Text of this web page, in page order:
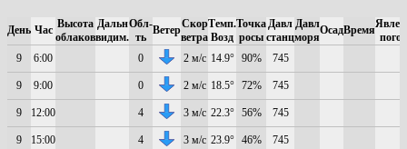
День Час Высота
облаков
Дальн
видим.
Обл-
ть
ВетерСкор
ветра
Темп.
Возд
Точка
росы
Давл
станц
Давл
моря
ОсадВремя
9
6:00 0 2 м/с 14.9° 90% 745
9 9:00 0 2 м/с 18.5° 72% 745
9 12:00 4 3 м/с 22.3° 56% 745
9 15:00 4 3 м/с 23.9° 46% 745